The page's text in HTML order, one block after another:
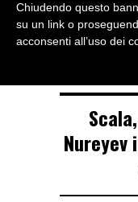
Lo
Nureyev
Chiudendo questo
su un link o
acconsenti all’uso dei